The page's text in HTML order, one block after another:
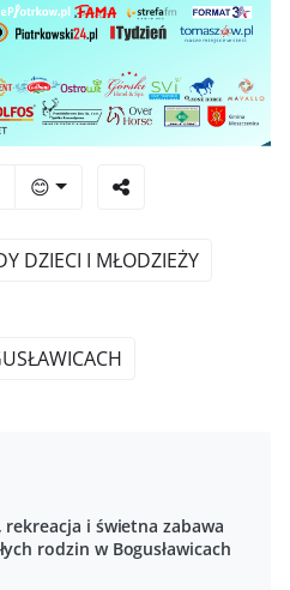
😊
DZIECI I MŁODZIEŻY
rekreacja i świetna zabawa
rodzin w Bogusławicach